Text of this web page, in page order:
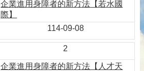
企業進用身障者的新方法【若水國
際】
114-09-08
2
企業進用身障者的新方法【人才天